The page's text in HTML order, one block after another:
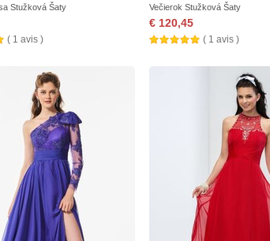
Stužková Šaty
( 1 avis )
Večierok Stužková Šaty
€ 120,45
( 1 avis )